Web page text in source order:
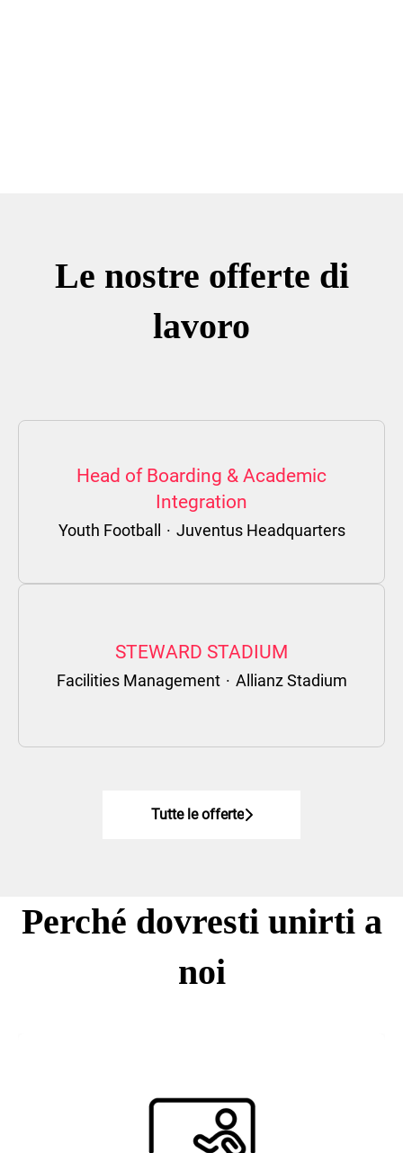
Le nostre offerte di
lavoro
Head of Boarding & Academic
Integration
Youth Football · Juventus Headquarters
STEWARD STADIUM
Facilities Management · Allianz Stadium
Tutte le offerte
Perché dovresti unirti a
noi